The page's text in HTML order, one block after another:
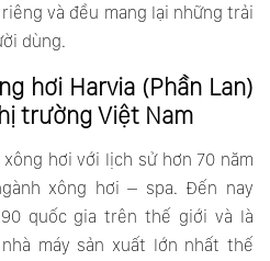
và đều mang lại những trải
dùng.
hơi Harvia (Phần Lan)
trường Việt Nam
hơi với lịch sử hơn 70 năm
xông hơi – spa. Đến nay
quốc gia trên thế giới và là
máy sản xuất lớn nhất thế